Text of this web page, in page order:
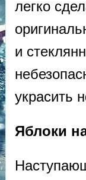
легко
и
украсить
Яблоки